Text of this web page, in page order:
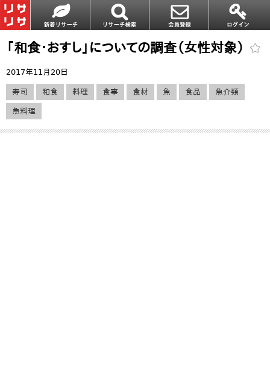
「和食・おすし」についての調査（女性対象）
2017年11月20日
寿司 和食 料理 食事 食材 魚 食品 魚介類
魚料理